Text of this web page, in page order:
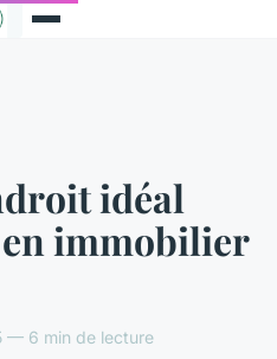
idéal
immobilier
— 6 min de lecture